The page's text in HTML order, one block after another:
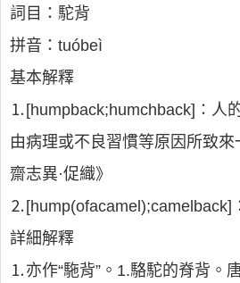
詞目：駝背
拼音：tuóbeì
基本解釋
⒈[humpback;humchback]∶人
由病理或不良習慣等原因所致
齋志異·促織》
詳細解釋
⒈亦作“駞背”。1.駱駝的脊背。